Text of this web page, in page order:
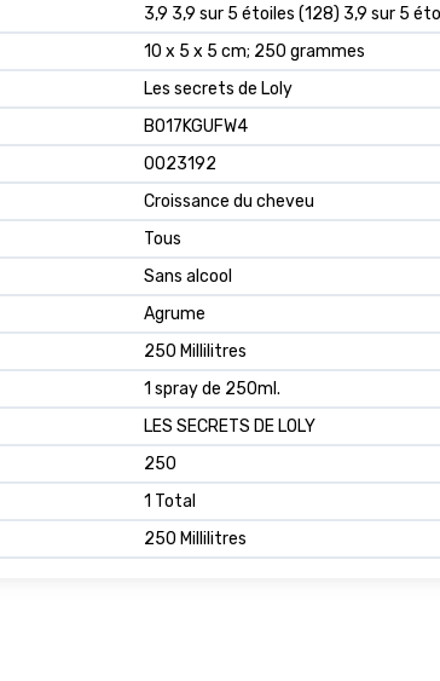
3,9 3,9 sur 5 étoiles (128) 3,9 sur 5
10 x 5 x 5 cm; 250 grammes
Les secrets de Loly
B017KGUFW4
0023192
Croissance du cheveu
Tous
Sans alcool
Agrume
250 Millilitres
1 spray de 250ml.
LES SECRETS DE LOLY
250
1 Total
250 Millilitres